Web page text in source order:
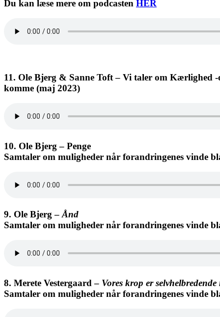
Du kan læse mere om podcasten HER
11. Ole Bjerg & Sanne Toft – Vi taler om Kærlighed
komme (maj 2023)
10. Ole Bjerg – Penge
Samtaler om muligheder når forandringenes vinde
9. Ole Bjerg –Ånd
Samtaler om muligheder når forandringenes vinde
8. Merete Vestergaard – Vores krop er
Samtaler om muligheder når forandringenes vinde